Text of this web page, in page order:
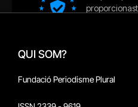
QUI SOM?
Fundació Periodisme Plural